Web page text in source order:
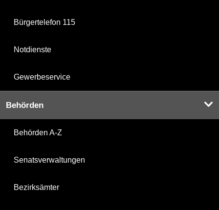
Bürgertelefon 115
Notdienste
Gewerbeservice
Behörden
Behörden A-Z
Senatsverwaltungen
Bezirksämter